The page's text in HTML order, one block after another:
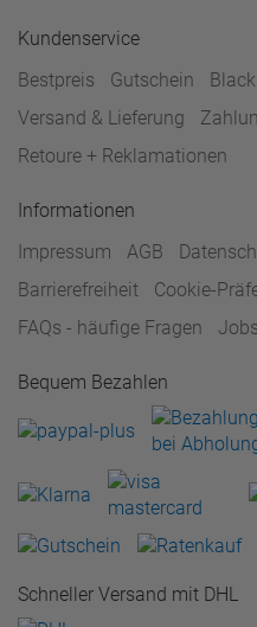
Kundenservice
Bestpreis
Gutschein
Versand & Lieferung
Retoure + Reklamationen
Informationen
Impressum
AGB
Barrierefreiheit
Cookie-
FAQs - häufige Fragen
Jobs
Bequem Bezahlen
Schneller Versand mit DHL